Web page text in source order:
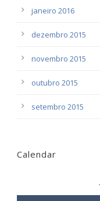
janeiro 2016
dezembro 2015
novembro 2015
outubro 2015
setembro 2015
Calendar